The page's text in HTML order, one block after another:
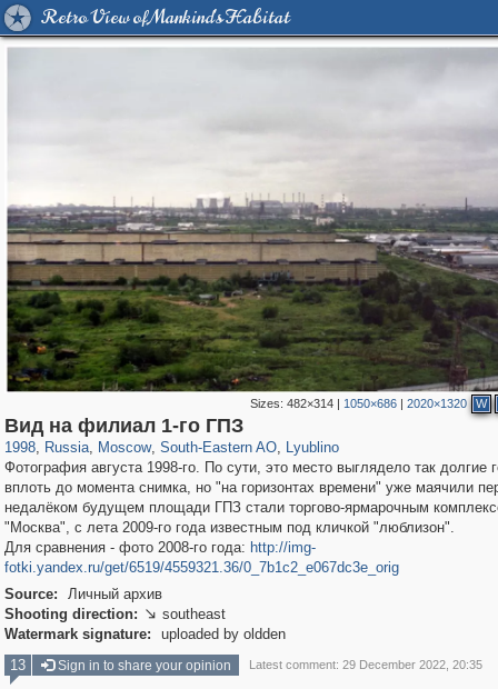
Retro View of Mankind's Habitat
Sizes:482×314 | 1050×686 |2020×1320 W
Вид на филиал 1-го ГПЗ
1998, Russia
1,406,837 29,243
, Moscow
319,861 8,286
, South-Eastern AO
11,379 197
, Lyublino
Фотография августа 1998-го. По сути, это место выглядело так долгие
вплоть до момента снимка, но "на горизонтах времени" уже маячили
недалёком будущем площади ГПЗ стали торгово-ярмарочным
"Москва", с лета 2009-го года известным под кличкой "люблизон".
Для сравнения - фото 2008-го года: http://img-
fotki.yandex.ru/get/6519/4559321.36/0_7b1c2_e067dc3e_orig
Source:
Личный архив
Shooting direction:  southeast
Watermark signature:
uploaded by oldden
13
Sign in to share your opinion Latest comment: 29 December 2022, 20:35